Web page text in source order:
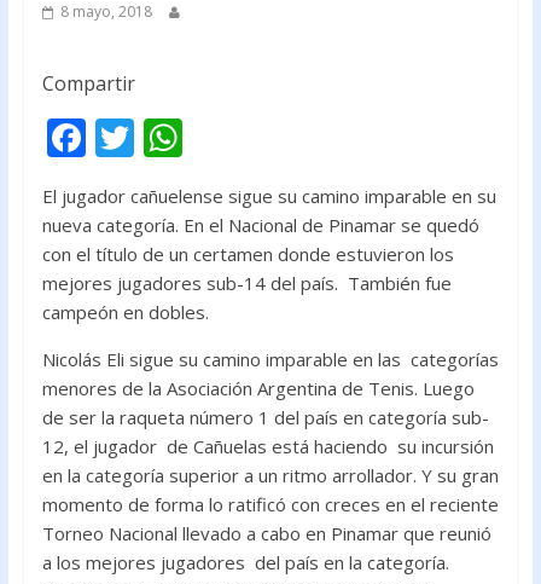
8 mayo, 2018
Compartir
F
ac
e
b
o
o
k
T
itt
er
W
at
s
A
p
p
El jugador cañuelense sigue su camino imparable en su
nueva categoría. En el Nacional de Pinamar se quedó
con el título de un certamen donde estuvieron los
mejores jugadores sub-14 del país. También fue
campeón en dobles.
Nicolás Eli sigue su camino imparable en las categorías
menores de la Asociación Argentina de Tenis. Luego
de ser la raqueta número 1 del país en categoría sub-
12, el jugador de Cañuelas está haciendo su incursión
en la categoría superior a un ritmo arrollador. Y su gran
momento de forma lo ratificó con creces en el reciente
Torneo Nacional llevado a cabo en Pinamar que reunió
a los mejores jugadores del país en la categoría.